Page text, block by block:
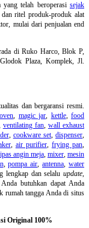
yang telah beroperasisejak
ritel produk-produk alat
mulai dari penjualan end
di Ruko Harco, Blok P,
Plaza, Komplek, Jl.
dan bergaransi resmi.
oven, magic jar, kettle,food
ventilating fan, wall exhaust
, cookware set,dispenser,
, air purifier, frying pan,
angin meja, mixer,mesin
,pompa air,antenna,water
lengkap dan selalu update,
butuhkan dapat Anda
rumah tangga Anda di situs
Original 100%